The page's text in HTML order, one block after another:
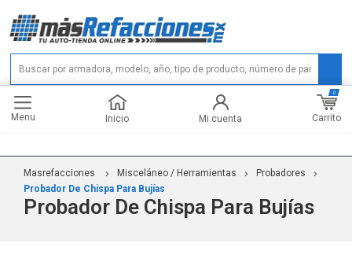
Menu Inicio Mi cuenta Carrito
0
Masrefacciones Misceláneo / Herramientas
Probadores
Probador De Chispa Para Bujías
Probador De Chispa Para Bujías